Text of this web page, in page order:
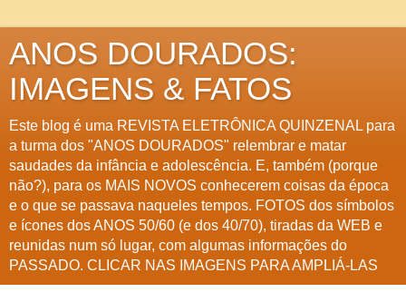
ANOS DOURADOS:
IMAGENS & FATOS
Este blog é uma REVISTA ELETRÔNICA QUINZENAL para
a turma dos "ANOS DOURADOS" relembrar e matar
saudades da infância e adolescência. E, também (porque
não?), para os MAIS NOVOS conhecerem coisas da época
e o que se passava naqueles tempos. FOTOS dos símbolos
e ícones dos ANOS 50/60 (e dos 40/70), tiradas da WEB e
reunidas num só lugar, com algumas informações do
PASSADO. CLICAR NAS IMAGENS PARA AMPLIÁ-LAS